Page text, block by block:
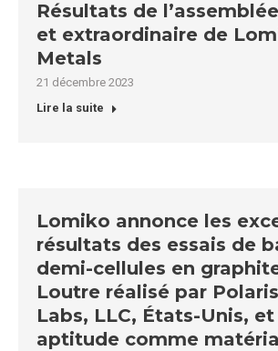
Résultats de
et extraordinaire de
Metals
21 décembre 2023
Lire la suite
Lomiko annonce les
résultats des essais de
demi-cellules en
Loutre réalisé par
Labs, LLC, États-Unis,
aptitude comme